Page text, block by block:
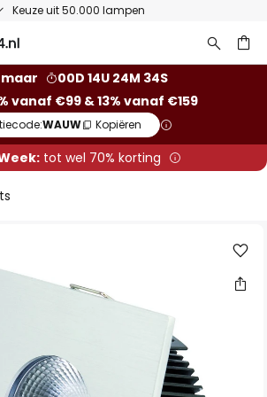
Keuze uit 50.000 lampen
00D 14U 24M 33S
vanaf €99 & 13% vanaf €159
WAUW Kopiëren
tot wel 70% korting